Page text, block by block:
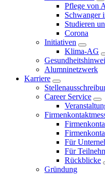
Pflege von
Schwanger
Studieren
Corona
Initiativen
Klima-AG
Alumninetzwerk
Karriere
Career Service
Für
Für
Rückblicke
Gründung